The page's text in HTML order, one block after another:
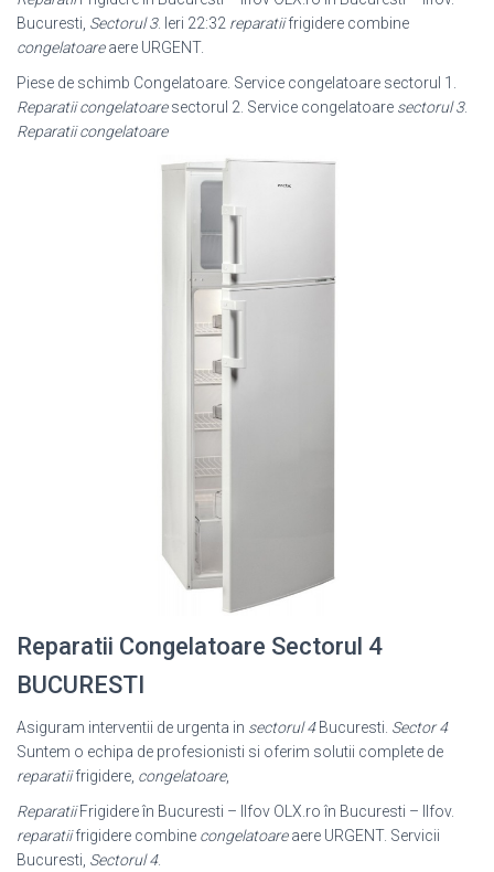
Bucuresti, Sectorul 3. Ieri 22:32 reparatiifrigidere combine
congelatoareaere URGENT.
Piese de schimb Congelatoare. Service congelatoare sectorul 1.
Reparatii congelatoaresectorul 2. Service congelatoare sectorul 3.
Reparatii congelatoare
Reparatii Congelatoare Sectorul 4
BUCURESTI
Asiguram interventii de urgenta in sectorul 4Bucuresti. Sector 4
Suntem o echipa de profesionisti si oferim solutii complete de
reparatiifrigidere, congelatoare,
ReparatiiFrigidere în Bucuresti – Ilfov OLX.ro în Bucuresti – Ilfov.
reparatiifrigidere combine congelatoareaere URGENT. Servicii
Bucuresti, Sectorul 4.